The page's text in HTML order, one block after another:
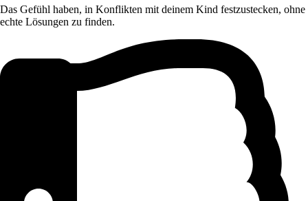
Das Gefühl haben, in Konflikten mit deinem Kind festzustecken, ohne
echte Lösungen zu finden.